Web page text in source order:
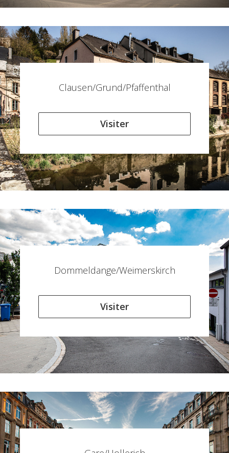
Clausen/Grund/Pfaffenthal
Visiter
Dommeldange/Weimerskirch
Visiter